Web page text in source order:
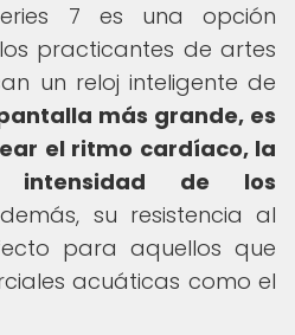
7 es una opción
practicantes de artes
un reloj inteligente de
más grande, es
el ritmo cardíaco, la
de los
su resistencia al
para aquellos que
acuáticas como el